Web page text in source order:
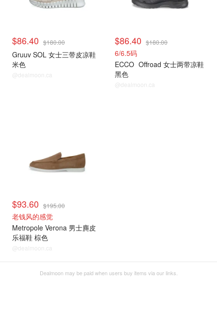
$86.40 $180.00
Gruuv SOL 女士三带皮凉鞋
米色
@dealmoon.ca
$86.40 $180.00
6/6.5码
ECCO Offroad 女士两带凉鞋
黑色
@dealmoon.ca
$93.60 $195.00
老钱风的感觉
Metropole Verona 男士麂皮
乐福鞋 棕色
@dealmoon.ca
Dealmoon may be paid when users buy items via our links.